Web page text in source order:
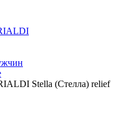
Stella (Стелла) relief